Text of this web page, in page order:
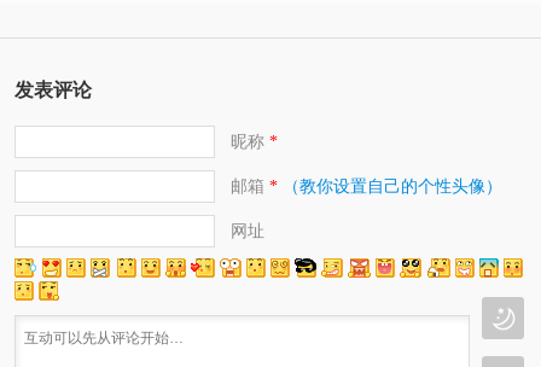
发表评论
昵称*
邮箱 * （教你设置自己的个性头像）
网址